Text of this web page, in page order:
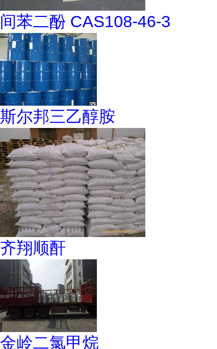
间苯二酚 CAS108-46-3
斯尔邦三乙醇胺
齐翔顺酐
金岭二氯甲烷